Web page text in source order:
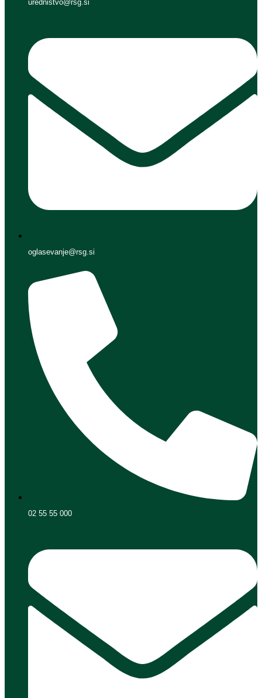
urednistvo@rsg.si
oglasevanje@rsg.si
02 55 55 000